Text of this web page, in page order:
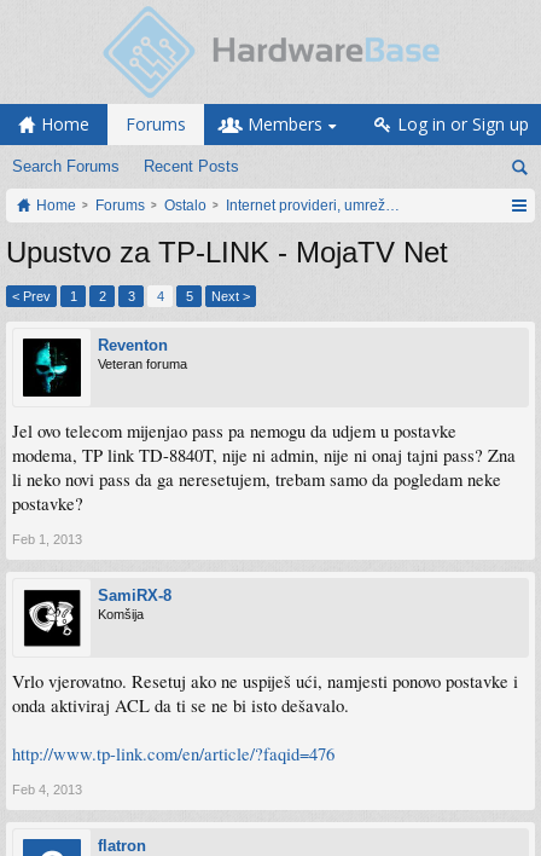
Home Forums
Search Forums Recent Posts
Members Log in or Sign up
Home Forums Ostalo Internet provideri, umrežavanje i web servisi
Upustvo za TP-LINK - MojaTV Net
< Prev 1 2 3 4 5 Next >
Reventon
Veteran foruma
Jel ovo telecom mijenjao pass pa nemogu da udjem u postavke
modema, TP link TD-8840T, nije ni admin, nije ni onaj tajni pass? Zna
li neko novi pass da ga neresetujem, trebam samo da pogledam neke
postavke?
Feb 1, 2013
SamiRX-8
Komšija
Vrlo vjerovatno. Resetuj ako ne uspiješ ući, namjesti ponovo postavke i
onda aktiviraj ACL da ti se ne bi isto dešavalo.
http://www.tp-link.com/en/article/?faqid=476
Feb 4, 2013
flatron